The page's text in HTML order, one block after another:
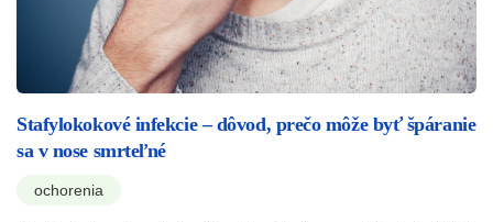
Stafylokokové infekcie – dôvod, prečo môže byť špáranie
sa v nose smrteľné
ochorenia